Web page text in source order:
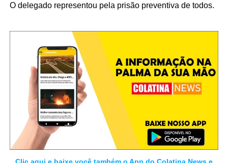
O delegado representou pela prisão preventiva de todos.
Clic aqui e baixe você também o App do Colatina News e